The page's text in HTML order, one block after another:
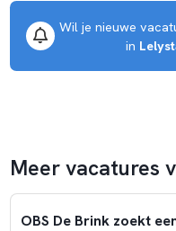
Wil je nieuwe
in
Meer vacatures